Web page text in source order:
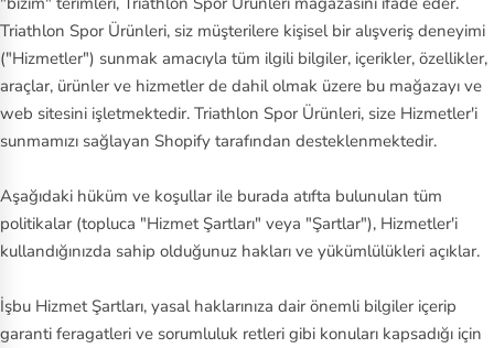
Triathlon Spor Ürünleri, siz müşterilere kişisel bir alışveriş deneyimi
("Hizmetler") sunmak amacıyla tüm ilgili bilgiler, içerikler, özellikler,
araçlar, ürünler ve hizmetler de dahil olmak üzere bu mağazayı ve
web sitesini işletmektedir. Triathlon Spor Ürünleri, size Hizmetler'i
sunmamızı sağlayan Shopify tarafından desteklenmektedir.
Aşağıdaki hüküm ve koşullar ile burada atıfta bulunulan tüm
politikalar (topluca "Hizmet Şartları" veya "Şartlar"), Hizmetler'i
kullandığınızda sahip olduğunuz hakları ve yükümlülükleri açıklar.
İşbu Hizmet Şartları, yasal haklarınıza dair önemli bilgiler içerip
garanti feragatleri ve sorumluluk retleri gibi konuları kapsadığı için